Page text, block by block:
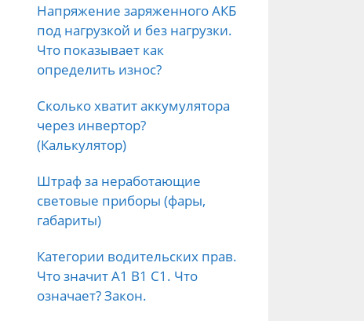
Напряжение заряженного АКБ
под нагрузкой и без нагрузки.
Что показывает как
определить износ?
Сколько хватит аккумулятора
через инвертор?
(Калькулятор)
Штраф за неработающие
световые приборы (фары,
габариты)
Категории водительских прав.
Что значит А1 B1 C1. Что
означает? Закон.